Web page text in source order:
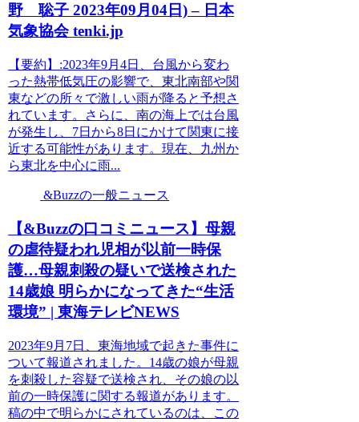
野 聡子 2023年09月04日) – 日本
気象協会 tenki.jp
【要約】:2023年9月4日、台風から変わ
った熱帯低気圧の影響で、東北南部や関
東などの所々で激しい雨が降ると予想さ
れています。さらに、南の海上では台風
が発生し、7日から8日にかけて関東に接
近する可能性があります。現在、九州か
ら東北を中心に雨...
&Buzzの一般ニュース
【&Buzzの口コミニュース】母親
の虐待疑われ児相が以前一時保
護…母親刺殺の疑いで送検された
14歳娘 明らかになってきた“生活
環境” | 東海テレビNEWS
2023年9月7日、東海地域で起きた事件に
ついて報道されました。14歳の娘が母親
を刺殺した容疑で送検され、その娘の以
前の一時保護に関する報道があります。
稿の中で明らかにされているのは、この